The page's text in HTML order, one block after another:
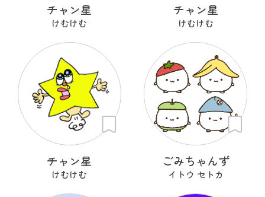
チャン星
けむけむ
チャン星
けむけむ
チャン星
けむけむ
ごみちゃんず
イトウ セトカ